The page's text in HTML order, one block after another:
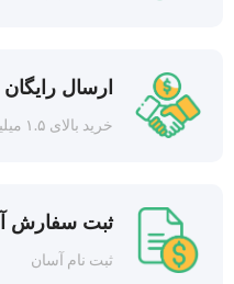
ارسال رایگان
خرید بالای ۱.۵ میلیون
ثبت سفارش
ثبت نام آسان